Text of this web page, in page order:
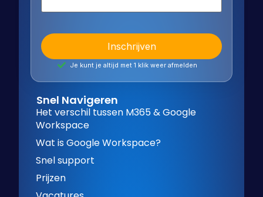
Je kunt je altijd met 1 klik weer afmelden
Snel Navigeren
Het verschil tussen M365 & Google
Workspace
Wat is Google Workspace?
Snel support
Prijzen